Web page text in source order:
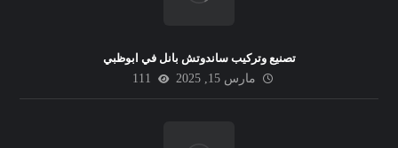
تصنيع وتركيب ساندوتش بانل في ابوظبي
مارس 15, 2025
111